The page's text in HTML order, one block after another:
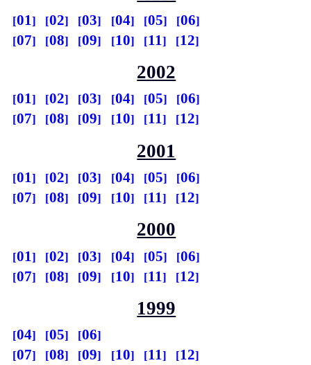
01 02 03 04 05
06
07
08 09 10 11 12
2002
01 02 03 04 05
06
07
08 09 10 11 12
2001
01 02 03 04 05
06
07
08 09 10 11 12
2000
01 02 03 04 05
06
07
08 09 10 11 12
1999
04 05
06
07
08 09 10 11 12